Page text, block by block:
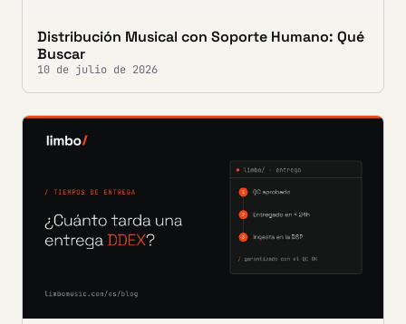
Distribución Musical con Soporte Humano: Qué
Buscar
10 de julio de 2026